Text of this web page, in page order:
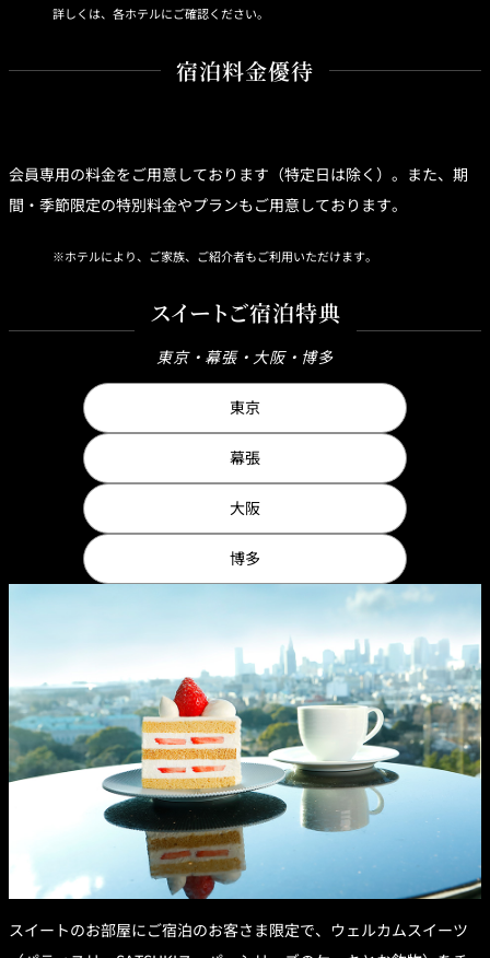
詳しくは、各ホテルにご確認ください。
宿泊料金優待
会員専用の料金をご用意しております（特定日は除く）。また、期
間・季節限定の特別料金やプランもご用意しております。
ホテルにより、ご家族、ご紹介者もご利用いただけます。
スイートご宿泊特典
東京・幕張・大阪・博多
東京
幕張
大阪
博多
スイートのお部屋にご宿泊のお客さま限定で、ウェルカムスイーツ